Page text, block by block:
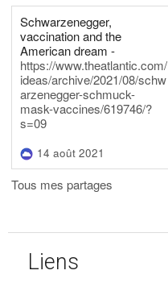
Schwarzenegger,
vaccination and the
American dream -
https://www.theatlantic.com/
ideas/archive/2021/08/schw
arzenegger-schmuck-
mask-vaccines/619746/?
s=09
14 août 2021
Tous mes partages
Liens